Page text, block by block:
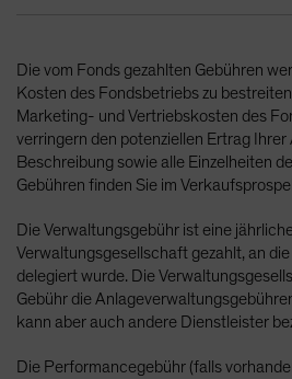
Die vom Fonds gezahlten Gebühren
Kosten des Fondsbetriebs zu
Marketing- und Vertriebskosten des
verringern den potenziellen Ertrag
Beschreibung sowie alle Einzelheiten
Gebühren finden Sie im
Die Verwaltungsgebühr ist eine
Verwaltungsgesellschaft gezahlt, an
delegiert wurde. Die
Gebühr die
kann aber auch andere Dienstleister
Die Performancegebühr (falls